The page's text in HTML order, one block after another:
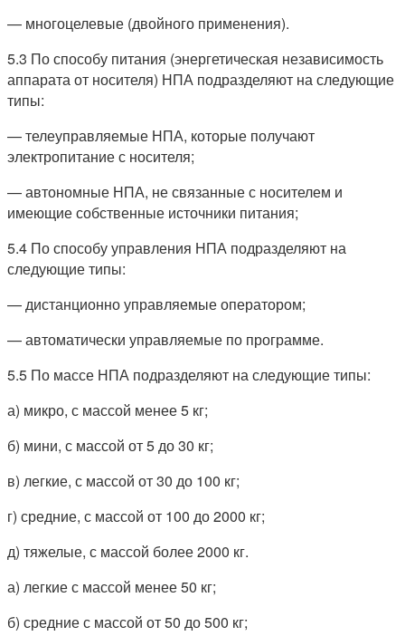
— многоцелевые (двойного применения).
5.3 По способу питания (энергетическая независимость
аппарата от носителя) НПА подразделяют на следующие
типы:
— телеуправляемые НПА, которые получают
электропитание с носителя;
— автономные НПА, не связанные с носителем и
имеющие собственные источники питания;
5.4 По способу управления НПА подразделяют на
следующие типы:
— дистанционно управляемые оператором;
— автоматически управляемые по программе.
5.5 По массе НПА подразделяют на следующие типы:
а) микро, с массой менее 5 кг;
б) мини, с массой от 5 до 30 кг;
в) легкие, с массой от 30 до 100 кг;
г) средние, с массой от 100 до 2000 кг;
д) тяжелые, с массой более 2000 кг.
а) легкие с массой менее 50 кг;
б) средние с массой от 50 до 500 кг;